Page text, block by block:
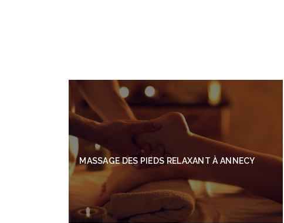
MASSAGE DES PIEDS RELAXANT À ANNECY